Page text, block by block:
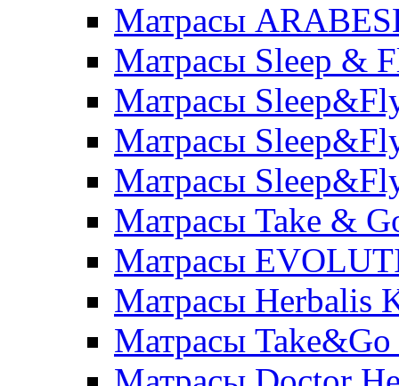
Матрасы
Матрасы Sleep &
Матрасы
Матрасы
Матрасы
Матрасы Take &
Матрасы
Матрасы Herbalis
Матрасы Take&Go